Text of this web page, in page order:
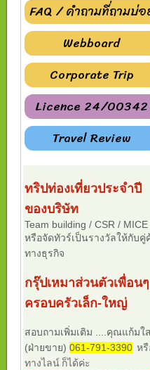
FAQ / คำถามที่ถามบ่
Webboard
Corporate Trip
Licence 24/00342
Travel Review
ทริปท่องเที่ยวประจำปี
ของบริษัท
Team building / CSR / MICE
หรือจัดทัวร์เป็นรางวัลให้กับคู่
ทางธุรกิจ
กรุ๊ปเหมาส่วนตัวเพื่อนๆ
ครอบครัวเล็ก-ใหญ่
สอบถามเพิ่มเติม ....คุณแก้มใส
(ฝ่ายขาย) 061-791-3390 หรื
ทางไลน์ ก็ได้ค่ะ